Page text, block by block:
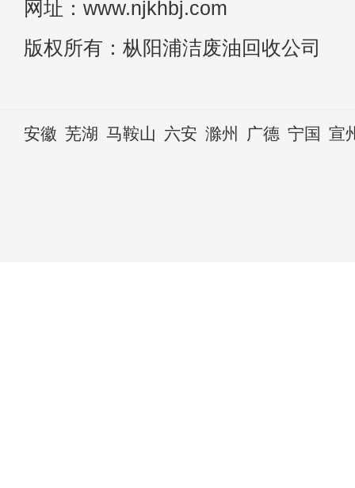
网址：www.njkhbj.com
版权所有：枞阳浦洁废油回收公司
安徽 芜湖 马鞍山 六安 滁州 广德 宁国 宣